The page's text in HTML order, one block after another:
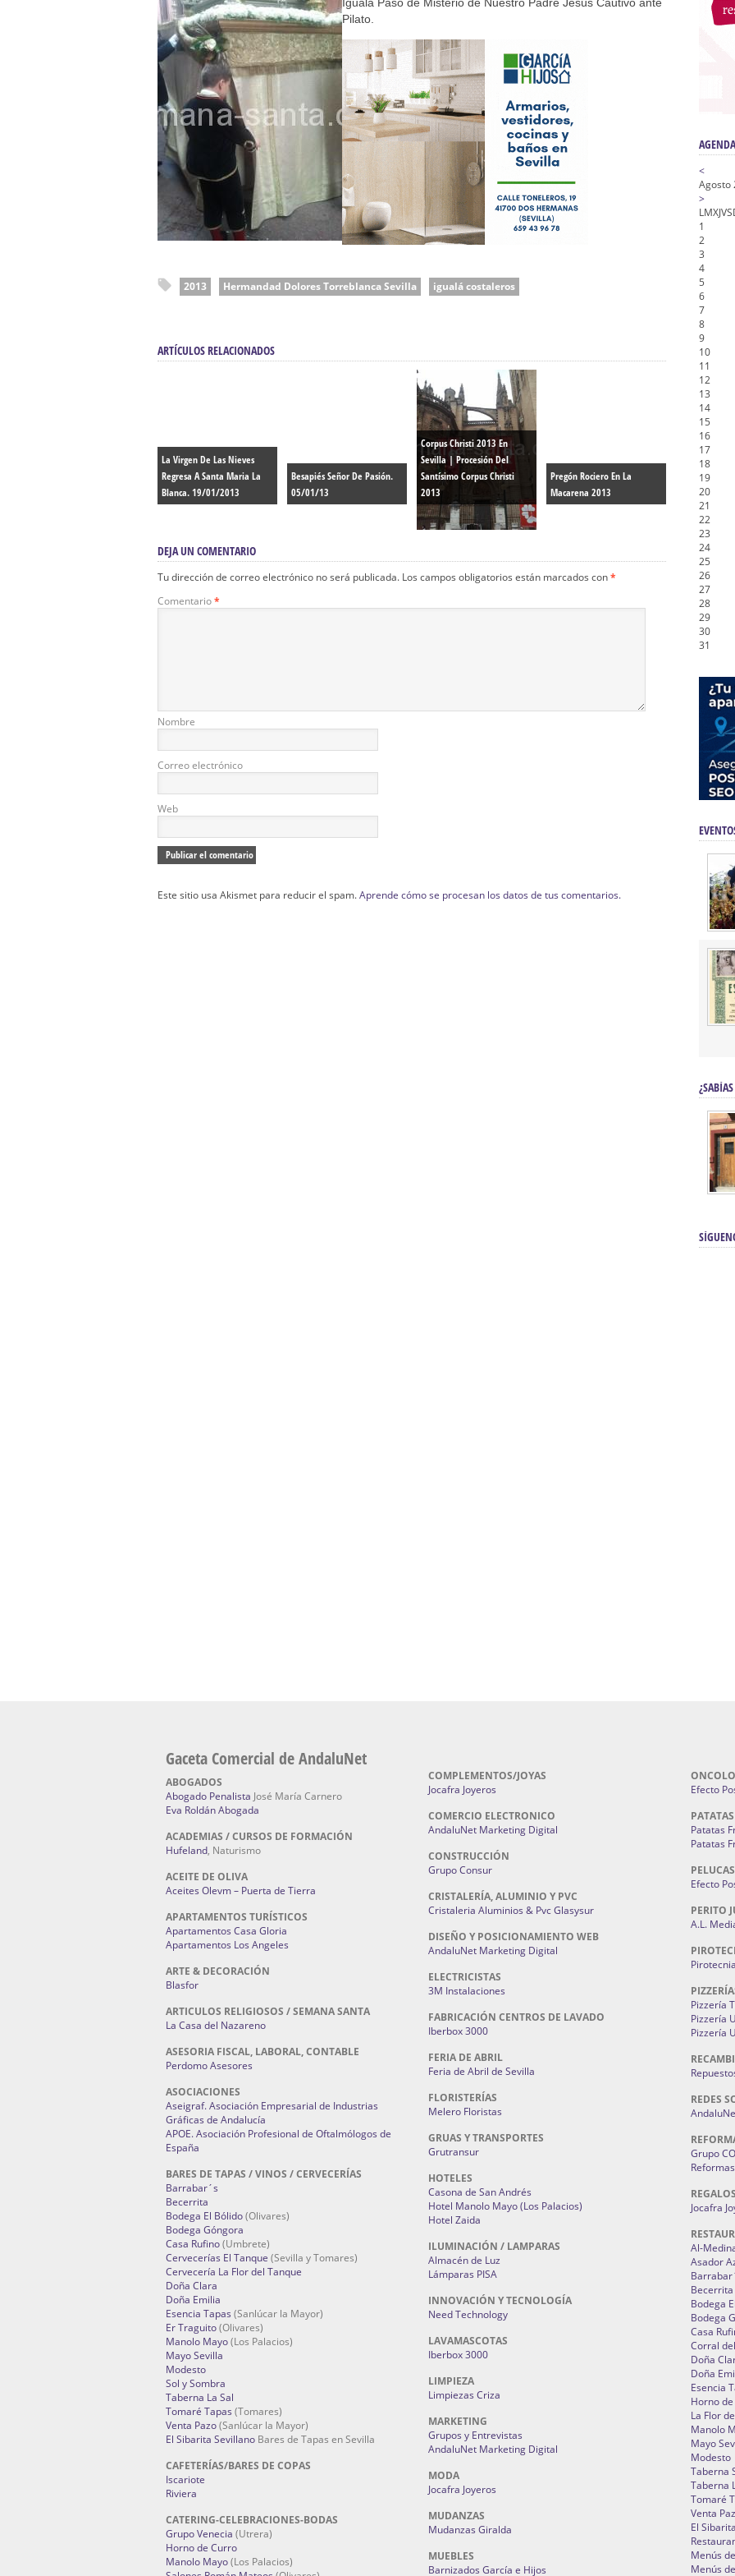
Función Principal de Instituto a la Virgen del Valle
Besapié y Besamano en la Quinta Angustia
Gitanos: Besamanos del Señor de la Salud
Besamanos del Señor de la Divina Misericordia, Vía Crucis y Traslado – Siete Palabras
Solemne y devoto Besapiés en honor de Nuestro Padre Jesús de la Pasión
Pilato.
2013 Hermandad Dolores Torreblanca Sevilla igualá costaleros
ARTÍCULOS RELACIONADOS
La Virgen De Las Nieves
Regresa A Santa Maria La
Blanca. 19/01/2013
Besapiés Señor De Pasión.
05/01/13
Corpus Christi 2013 En
Sevilla | Procesión Del
Santísimo Corpus Christi
2013
Pregón Rociero En La
Macarena 2013
DEJA UN COMENTARIO
Tu dirección de correo electrónico no será publicada. Los campos obligatorios están marcados con*
Comentario*
Nombre
Correo electrónico
Web
Este sitio usa Akismet para reducir el spam.Aprende cómo se procesan los datos de tus comentarios.
<
Agosto
>
LMXJVS
1
2
3
4
5
6
7
8
9
10
11
12
13
14
15
16
17
18
19
20
21
22
23
24
25
26
27
28
29
30
31
Gaceta Comercial de AndaluNet
ABOGADOS
Abogado Penalista José María Carnero
Eva Roldán Abogada
ACADEMIAS / CURSOS DE FORMACIÓN
Hufeland, Naturismo
ACEITE DE OLIVA
Aceites Olevm – Puerta de Tierra
APARTAMENTOS TURÍSTICOS
Apartamentos Casa Gloria
Apartamentos Los Angeles
ARTE & DECORACIÓN
Blasfor
ARTICULOS RELIGIOSOS / SEMANA SANTA
La Casa del Nazareno
ASESORIA FISCAL, LABORAL, CONTABLE
Perdomo Asesores
ASOCIACIONES
Aseigraf. Asociación Empresarial de Industrias
Gráficas de Andalucía
APOE. Asociación Profesional de Oftalmólogos de
España
BARES DE TAPAS / VINOS / CERVECERÍAS
Barrabar´s
Becerrita
Bodega El Bólido(Olivares)
Bodega Góngora
Casa Rufino(Umbrete)
Cervecerías El Tanque (Sevilla y Tomares)
Cervecería La Flor del Tanque
Doña Clara
Doña Emilia
Esencia Tapas (Sanlúcar la Mayor)
Er Traguito(Olivares)
Manolo Mayo(Los Palacios)
Mayo Sevilla
Modesto
Sol y Sombra
Taberna La Sal
Tomaré Tapas (Tomares)
Venta Pazo(Sanlúcar la Mayor)
El Sibarita Sevillano Bares de Tapas en Sevilla
CAFETERÍAS/BARES DE COPAS
Iscariote
Riviera
CATERING-CELEBRACIONES-BODAS
Grupo Venecia (Utrera)
Horno de Curro
Manolo Mayo(Los Palacios)
COMPLEMENTOS/JOYAS
Jocafra Joyeros
COMERCIO ELECTRONICO
AndaluNet Marketing Digital
CONSTRUCCIÓN
Grupo Consur
CRISTALERÍA, ALUMINIO Y PVC
Cristaleria Aluminios & Pvc Glasysur
DISEÑO Y POSICIONAMIENTO WEB
AndaluNet Marketing Digital
ELECTRICISTAS
3M Instalaciones
FABRICACIÓN CENTROS DE LAVADO
Iberbox 3000
FERIA DE ABRIL
Feria de Abril de Sevilla
FLORISTERÍAS
Melero Floristas
GRUAS Y TRANSPORTES
Grutransur
HOTELES
Casona de San Andrés
Hotel Manolo Mayo (Los Palacios)
Hotel Zaida
ILUMINACIÓN / LAMPARAS
Almacén de Luz
Lámparas PISA
INNOVACIÓN Y TECNOLOGÍA
Need Technology
LAVAMASCOTAS
Iberbox 3000
LIMPIEZA
Limpiezas Criza
MARKETING
Grupos y Entrevistas
AndaluNet Marketing Digital
MODA
Jocafra Joyeros
MUDANZAS
Mudanzas Giralda
MUEBLES
Barnizados García e Hijos
Efecto
Patatas
Patatas
PELUCAS
Efecto
PERITO
A.L.
Pizzería
Pizzería
Pizzería
REDES
Grupo
Jocafra
Al-
Asador
Becerrita
Bodega
Bodega
Casa
Corral
Doña
Doña
Esencia
Horno
La Flor
Manolo
Mayo
Modesto
Taberna
Taberna
Tomaré
Venta
El
Menús
Menús